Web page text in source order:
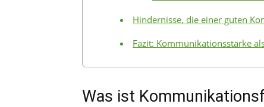
Hindernisse, die einer guten
Fazit: Kommunikationsstärke
Was ist